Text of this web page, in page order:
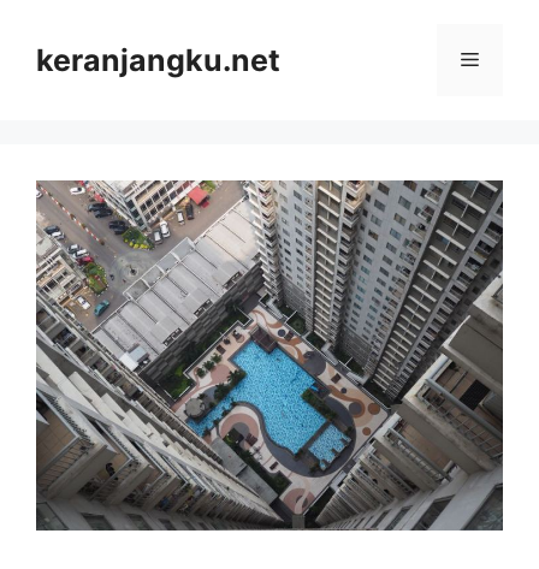
contentkeranjangku.net Menu